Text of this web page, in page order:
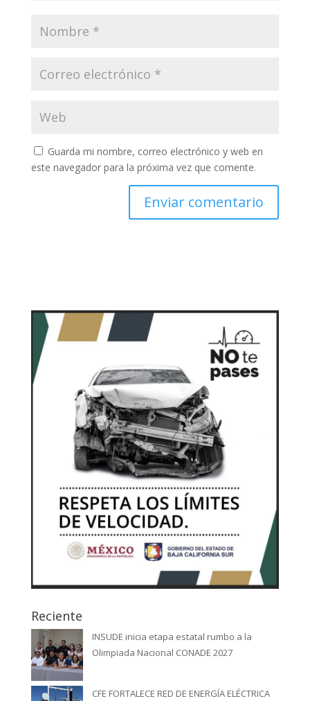
Guarda mi nombre, correo electrónico y web en
este navegador para la próxima vez que comente.
Reciente
INSUDE inicia etapa estatal rumbo a la
Olimpiada Nacional CONADE 2027
CFE FORTALECE RED DE ENERGÍA ELÉCTRICA